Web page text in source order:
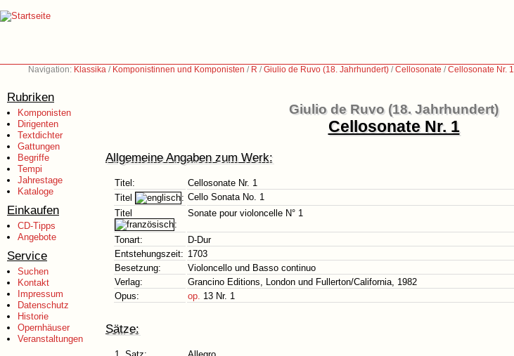
Navigation: Klassika / Komponistinnen und Komponisten / R /Giulio de Ruvo (18. Jahrhundert) /Cellosonate /Cellosonate Nr. 1
Rubriken
Komponisten
Dirigenten
Textdichter
Gattungen
Begriffe
Tempi
Jahrestage
Kataloge
Einkaufen
CD-Tipps
Angebote
Service
Suchen
Kontakt
Impressum
Datenschutz
Historie
Opernhäuser
Veranstaltungen
Giulio de Ruvo (18. Jahrhundert)
Cellosonate Nr. 1
Allgemeine Angaben zum Werk:
Titel:
Cellosonate Nr. 1
Titel
: Cello Sonata No. 1
Titel
:
Sonate pour violoncelle N° 1
Tonart:
D-Dur
Entstehungszeit: 1703
Besetzung:
Violoncello und Basso continuo
Verlag:
Grancino Editions, London und Fullerton/California, 1982
Opus:
op. 13 Nr. 1
Sätze: